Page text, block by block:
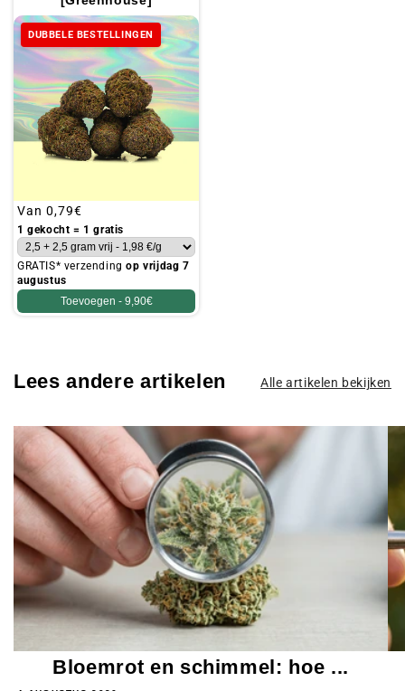
DUBBELE BESTELLINGEN
Gebruikelijke
prijs
Van 0,79€
1 gekocht = 1 gratis
GRATIS* verzendingop vrijdag 7
augustus
Toevoegen - 9,90€
Lees andere artikelen Alle artikelen bekijken
Bloemrot en schimmel: hoe ...